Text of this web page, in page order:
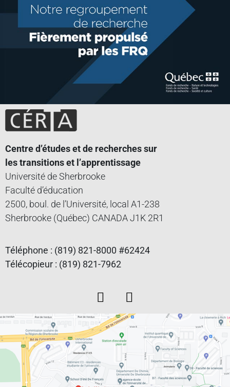
Centre d’études et de recherches sur
les transitions et l’apprentissage
Université de Sherbrooke
Faculté d’éducation
2500, boul. de l’Université, local A1-238
Sherbrooke (Québec) CANADA J1K 2R1
Téléphone : (819) 821-8000 #62424
Télécopieur : (819) 821-7962